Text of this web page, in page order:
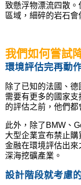
致懸浮物漂流四散
區域，細碎的岩石會
我們如何嘗試
環境評估完再動
除了已知的法國、德
需要有更多的國家
的評估之前，他們都
此外，除了BMW、
大型企業宣布禁止
金融在環境評估出
深海挖礦產業。
設計階段就考慮